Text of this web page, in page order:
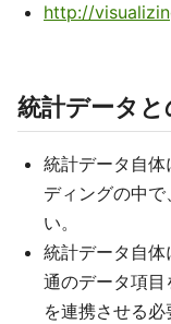
http://
統計データ
統計データ自
ディングの中
い。
統計データ自
通のデータ項
を連携させる必